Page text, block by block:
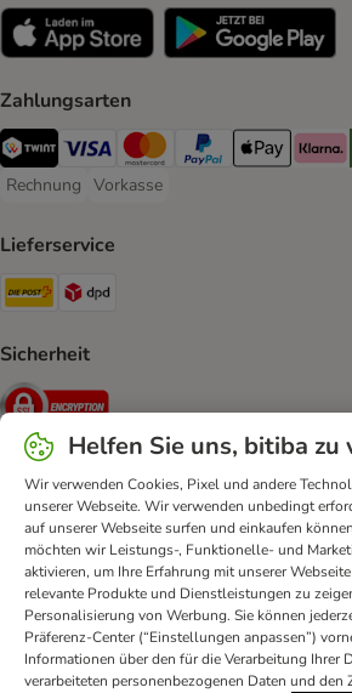
Zahlungsarten
TWINT Payment Method
Visa Payment Method
MasterCard Payment Method
PayPal Payment Method
Apple PayKlarna
Rechnung
Rechnung Payment Method
Vorkasse
Vorkasse Payment Method
Lieferservice
Die Post Shipping Method
Sicherheit
Security
Kontakt AGB DSA Datenschutz
Impressum
Versandkosten und Lieferzeit
Vertrag widerrufen
Entsorgungs- und
Erklärung zur Barrierefreiheit
bitiba GmbH 2026
Helfen Sie uns, bitiba zu
Wir verwenden Cookies, Pixel und andere
unserer Webseite. Wir verwenden unbedingt
auf unserer Webseite surfen und einkaufen
möchten wir Leistungs-, Funktionelle- und
aktivieren, um Ihre Erfahrung mit unserer
relevante Produkte und Dienstleistungen zu
Personalisierung von Werbung. Sie können
Präferenz-Center (“Einstellungen anpassen”)
Informationen über den für die Verarbeitung Ihrer
verarbeiteten personenbezogenen Daten und den